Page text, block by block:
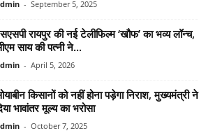
- September 5, 2025
रायपुर की नई टेलीफिल्म ‘खौफ’ का भव्य लॉन्च,
साय की पत्नी ने...
- April 5, 2026
किसानों को नहीं होना पड़ेगा निराश, मुख्यमंत्री ने
भावांतर मूल्य का भरोसा
- October 7, 2025